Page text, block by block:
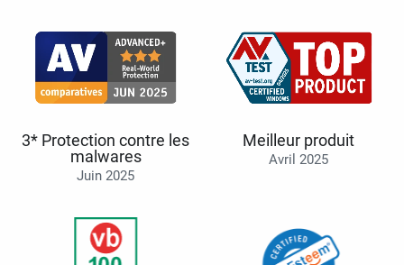
3* Protection contre les
malwares
Juin 2025
Meilleur produit
Avril 2025